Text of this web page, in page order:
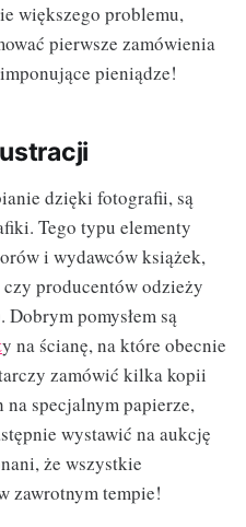
większego problemu,
pierwsze zamówienia
pieniądze!
dzięki fotografii, są
Tego typu elementy
i wydawców książek,
producentów odzieży
pomysłem są
y na ścianę, na które obecnie
zamówić kilka kopii
specjalnym papierze,
wystawić na aukcję
że wszystkie
zawrotnym tempie!